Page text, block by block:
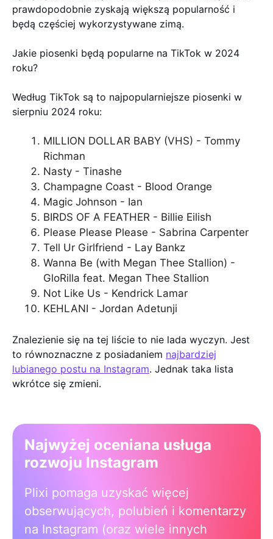
prawdopodobnie zyskają większą popularność i
będą częściej wykorzystywane zimą.
Jakie piosenki będą popularne na TikTok w 2024
roku?
Według TikTok są to najpopularniejsze piosenki w
sierpniu 2024 roku:
MILLION DOLLAR BABY (VHS) - Tommy
Richman
Nasty - Tinashe
Champagne Coast - Blood Orange
Magic Johnson - Ian
BIRDS OF A FEATHER - Billie Eilish
Please Please Please - Sabrina Carpenter
Tell Ur Girlfriend - Lay Bankz
Wanna Be (with Megan Thee Stallion) -
GloRilla feat. Megan Thee Stallion
Not Like Us - Kendrick Lamar
KEHLANI - Jordan Adetunji
Znalezienie się na tej liście to nie lada wyczyn. Jest
to równoznaczne z posiadaniem najbardziej
lubianego postu na Instagram. Jednak taka lista
wkrótce się zmieni.
Najwyżej oceniana usługa
rozwoju Instagram
Plixi pomaga uzyskać więcej
obserwujących, polubień i komentarzy
na Instagram (oraz wiele innych